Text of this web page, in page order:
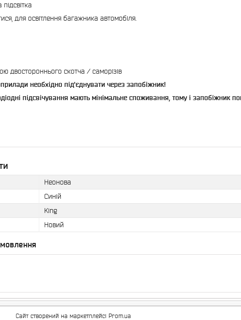
для освітлення багажника автомобіля.
двостороннього скотча / саморізів
необхідно під'єднувати через запобіжник!
підсвічування мають мінімальне споживання, тому і запобіжник
Неонова
Синій
King
Новий
Сайт створений на маркетплейсі Prom.ua